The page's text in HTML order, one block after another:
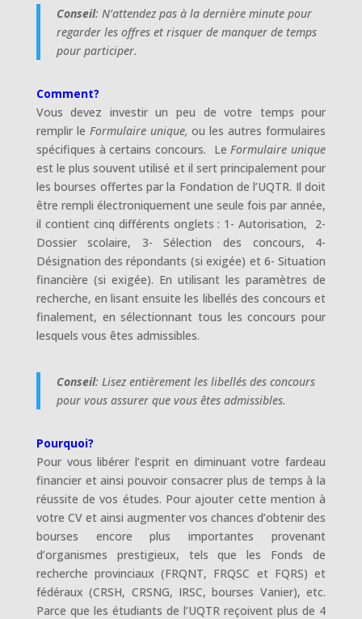
Conseil: N’attendez pas à la dernière minute pour
regarder les offres et risquer de manquer de temps
pour participer.
Comment?
Vous devez investir un peu de votre temps pour
remplir le Formulaire unique, ou les autres formulaires
spécifiques à certains concours. Le Formulaire unique
est le plus souvent utilisé et il sert principalement pour
les bourses offertes par la Fondation de l’UQTR. Il doit
être rempli électroniquement une seule fois par année,
il contient cinq différents onglets : 1- Autorisation, 2-
Dossier scolaire, 3- Sélection des concours, 4-
Désignation des répondants (si exigée) et 6- Situation
financière (si exigée). En utilisant les paramètres de
recherche, en lisant ensuite les libellés des concours et
finalement, en sélectionnant tous les concours pour
lesquels vous êtes admissibles.
Conseil: Lisez entièrement les libellés des concours
pour vous assurer que vous êtes admissibles.
Pourquoi?
Pour vous libérer l’esprit en diminuant votre fardeau
financier et ainsi pouvoir consacrer plus de temps à la
réussite de vos études. Pour ajouter cette mention à
votre CV et ainsi augmenter vos chances d’obtenir des
bourses encore plus importantes provenant
d’organismes prestigieux, tels que les Fonds de
recherche provinciaux (FRQNT, FRQSC et FQRS) et
fédéraux (CRSH, CRSNG, IRSC, bourses Vanier), etc.
Parce que les étudiants de l’UQTR reçoivent plus de 4